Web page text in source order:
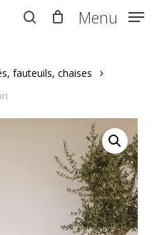
Menu
fauteuils, chaises